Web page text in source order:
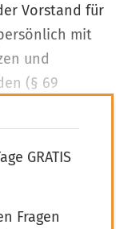
Vorstand für
mit
und
(§ 69
GRATIS
Fragen